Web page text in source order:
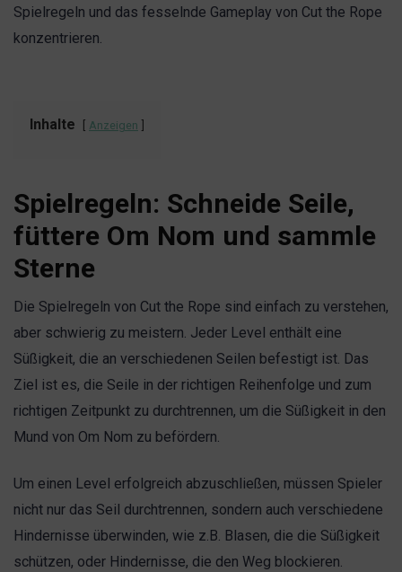
Spielregeln und das fesselnde Gameplay von Cut the Rope
konzentrieren.
Inhalte Anzeigen
Spielregeln: Schneide Seile,
füttere Om Nom und sammle
Sterne
Die Spielregeln von Cut the Rope sind einfach zu verstehen,
aber schwierig zu meistern. Jeder Level enthält eine
Süßigkeit, die an verschiedenen Seilen befestigt ist. Das
Ziel ist es, die Seile in der richtigen Reihenfolge und zum
richtigen Zeitpunkt zu durchtrennen, um die Süßigkeit in den
Mund von Om Nom zu befördern.
Um einen Level erfolgreich abzuschließen, müssen Spieler
nicht nur das Seil durchtrennen, sondern auch verschiedene
Hindernisse überwinden, wie z.B. Blasen, die die Süßigkeit
schützen, oder Hindernisse, die den Weg blockieren.